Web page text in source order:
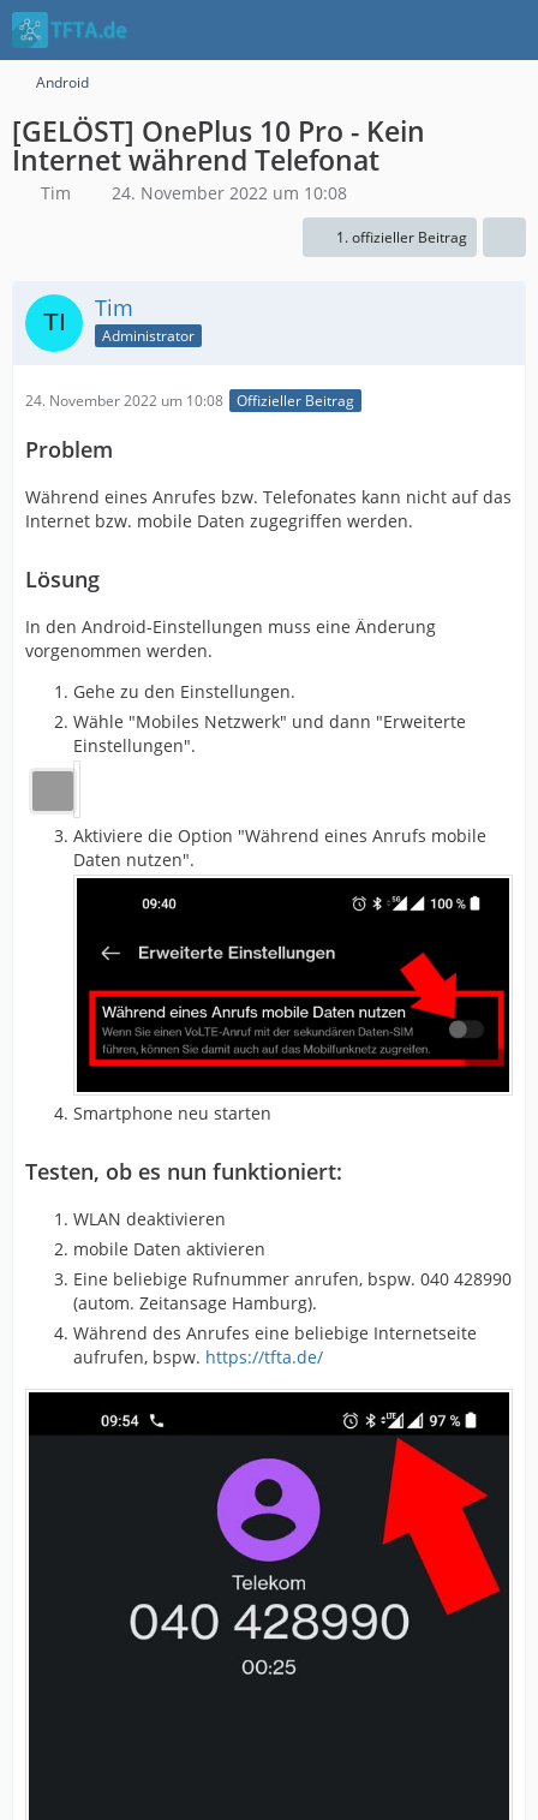
Android
[GELÖST] OnePlus 10 Pro - Kein
Internet während Telefonat
Tim 24. November 2022 um 10:08
1. offizieller Beitrag
Tim
Administrator
24. November 2022 um 10:08 Offizieller Beitrag
Problem
Während eines Anrufes bzw. Telefonates kann nicht auf das
Internet bzw. mobile Daten zugegriffen werden.
Lösung
In den Android-Einstellungen muss eine Änderung
vorgenommen werden.
Gehe zu den Einstellungen.
Wähle "Mobiles Netzwerk" und dann "Erweiterte
Einstellungen".
Aktiviere die Option "Während eines Anrufs mobile
Daten nutzen".
Smartphone neu starten
Testen, ob es nun funktioniert:
WLAN deaktivieren
mobile Daten aktivieren
Eine beliebige Rufnummer anrufen, bspw. 040 428990
(autom. Zeitansage Hamburg).
Während des Anrufes eine beliebige Internetseite
aufrufen, bspw. https://tfta.de/